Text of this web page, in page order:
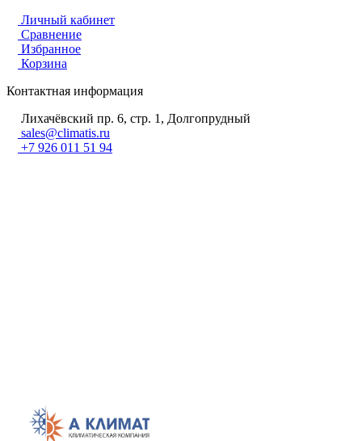
Личный кабинет
Сравнение
Избранное
Корзина
Контактная информация
Лихачёвский пр. 6, стр. 1, Долгопрудный
sales@climatis.ru
+7 926 011 51 94